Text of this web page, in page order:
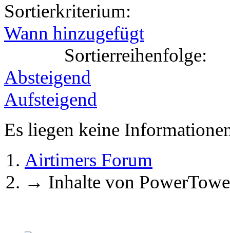
Sortierkriterium:
Wann hinzugefügt
Sortierreihenfolge:
Absteigend
Aufsteigend
Es liegen keine
Airtimers Forum
→ Inhalte von